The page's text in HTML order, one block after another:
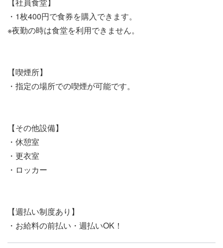
・1枚400円で食券を購入できます。
※夜勤の時は食堂を利用できません。
【喫煙所】
・指定の場所での喫煙が可能です。
【その他設備】
・休憩室
・更衣室
・ロッカー
【週払い制度あり】
・お給料の前払い・週払いOK！